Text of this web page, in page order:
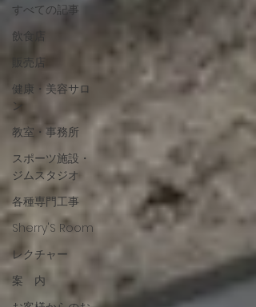
すべての記事
飲食店
販売店
健康・美容サロ
ン
教室・事務所
スポーツ施設・
ジムスタジオ
各種専門工事
Sherry'S Room
レクチャー
案 内